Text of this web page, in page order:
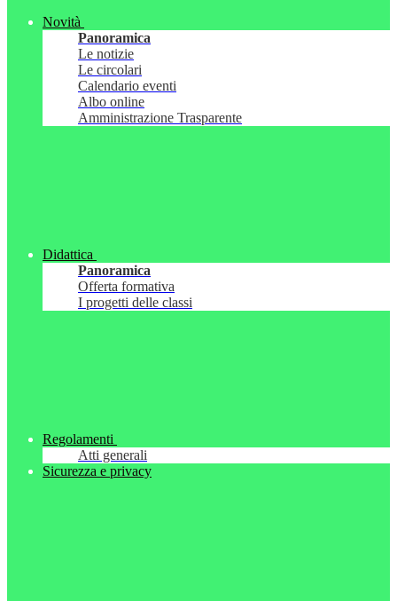
Novità
Panoramica
Le notizie
Le circolari
Calendario eventi
Albo online
Amministrazione Trasparente
Didattica
Panoramica
Offerta formativa
I progetti delle classi
Regolamenti
Atti generali
Sicurezza e privacy